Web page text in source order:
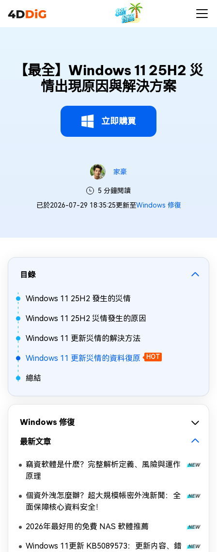
【最全】Windows 11 25H2 災
情出現原因與解決方案
立即購買
家豪
5 分鐘閱讀
已於2026-07-29 18:35:25更新至Windows 修復
目錄
Windows 11 25H2 發生的災情
Windows 11 25H2 災情發生的原因
Windows 11 更新災情的解決方法
Windows 11 更新災情的資料復原 HOT
總結
Windows 修復
最新文章
竊資軟體是什麽？完整解析定義、風險與運作
原理
個資外洩怎麼辦？超大規模帳密外洩新聞：全
面保障核心資料安全！
2026年最好用的免費 NAS 軟體推薦
Windows 11更新 KB5089573：更新内容、錯